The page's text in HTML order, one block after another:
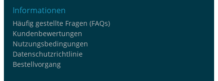
Informationen
Häufig gestellte Fragen (FAQs)
Kundenbewertungen
Nutzungsbedingungen
Datenschutzrichtlinie
Bestellvorgang